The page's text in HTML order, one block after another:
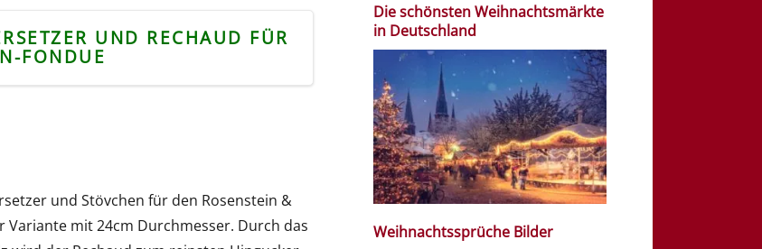
UND RECHAUD FÜR
FONDUE
und Stövchen für den Rosenstein &
Variante mit 24cm Durchmesser. Durch das
Die schönsten Weihnachtsmärkte
in Deutschland
Weihnachtssprüche Bilder